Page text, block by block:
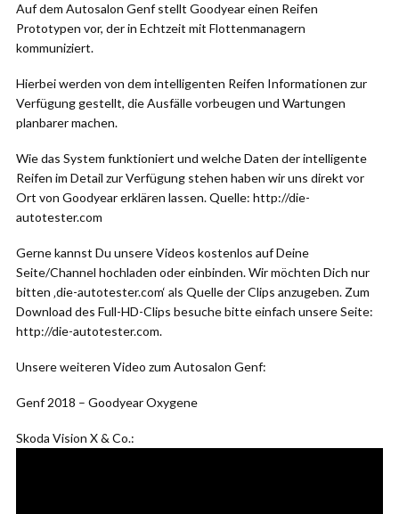
Auf dem Autosalon Genf stellt Goodyear einen Reifen
Prototypen vor, der in Echtzeit mit Flottenmanagern
kommuniziert.
Hierbei werden von dem intelligenten Reifen Informationen zur
Verfügung gestellt, die Ausfälle vorbeugen und Wartungen
planbarer machen.
Wie das System funktioniert und welche Daten der intelligente
Reifen im Detail zur Verfügung stehen haben wir uns direkt vor
Ort von Goodyear erklären lassen. Quelle: http://die-
autotester.com
Gerne kannst Du unsere Videos kostenlos auf Deine
Seite/Channel hochladen oder einbinden. Wir möchten Dich nur
bitten ‚die-autotester.com‘ als Quelle der Clips anzugeben. Zum
Download des Full-HD-Clips besuche bitte einfach unsere Seite:
http://die-autotester.com.
Unsere weiteren Video zum Autosalon Genf:
Genf 2018 – Goodyear Oxygene
Skoda Vision X & Co.: